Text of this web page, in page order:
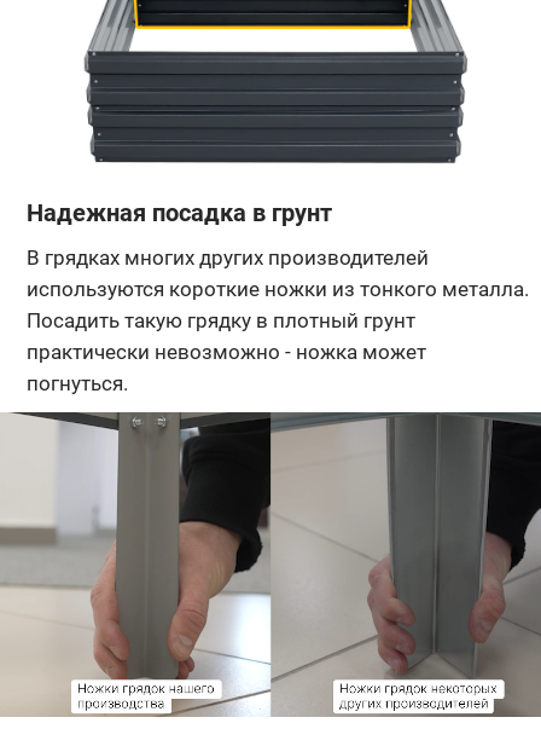
Надежная посадка в грунт
В грядках многих других производителей
используются короткие ножки из тонкого металла.
Посадить такую грядку в плотный грунт
практически невозможно - ножка может
погнуться.